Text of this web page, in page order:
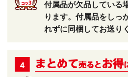
付属品が欠品している
ります。付属品をしっ
れずに同梱してお送り